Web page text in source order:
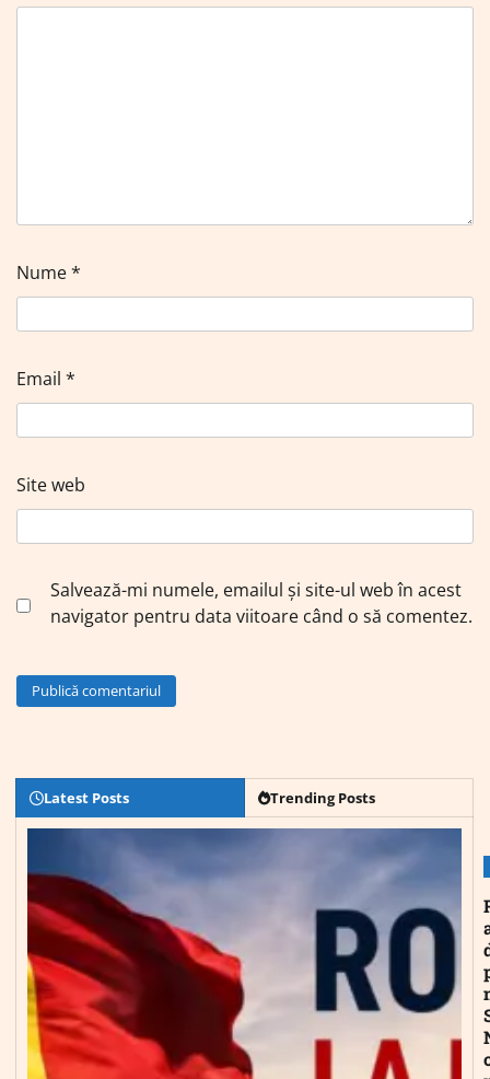
Nume*
Email *
Site web
Salvează-mi numele, emailul și site-ul web în acest
navigator pentru data viitoare când o să comentez.
Latest Posts Trending Posts